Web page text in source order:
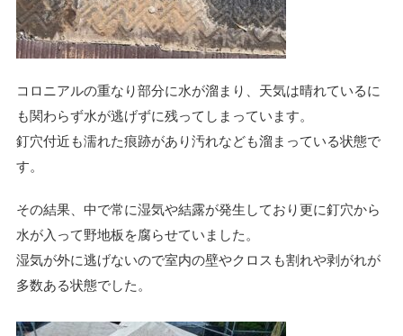
コロニアルの重なり部分に水が溜まり、天気は晴れているに
も関わらず水が逃げずに残ってしまっています。
釘穴付近も濡れた痕跡があり汚れなども溜まっている状態で
す。
その結果、中で常に湿気や結露が発生しており更に釘穴から
水が入って野地板を腐らせていました。
湿気が外に逃げないので室内の壁やクロスも割れや剥がれが
多数ある状態でした。